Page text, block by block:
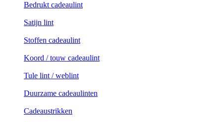
Bedrukt cadeaulint
Satijn lint
Stoffen cadeaulint
Koord / touw cadeaulint
Tule lint / weblint
Duurzame cadeaulinten
Cadeaustrikken